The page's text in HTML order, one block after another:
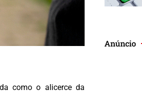
como o alicerce da
Anúncio